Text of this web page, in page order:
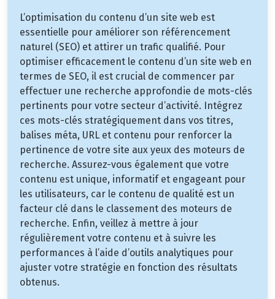
L’optimisation du contenu d’un site web est
essentielle pour améliorer son référencement
naturel (SEO) et attirer un trafic qualifié. Pour
optimiser efficacement le contenu d’un site web en
termes de SEO, il est crucial de commencer par
effectuer une recherche approfondie de mots-clés
pertinents pour votre secteur d’activité. Intégrez
ces mots-clés stratégiquement dans vos titres,
balises méta, URL et contenu pour renforcer la
pertinence de votre site aux yeux des moteurs de
recherche. Assurez-vous également que votre
contenu est unique, informatif et engageant pour
les utilisateurs, car le contenu de qualité est un
facteur clé dans le classement des moteurs de
recherche. Enfin, veillez à mettre à jour
régulièrement votre contenu et à suivre les
performances à l’aide d’outils analytiques pour
ajuster votre stratégie en fonction des résultats
obtenus.